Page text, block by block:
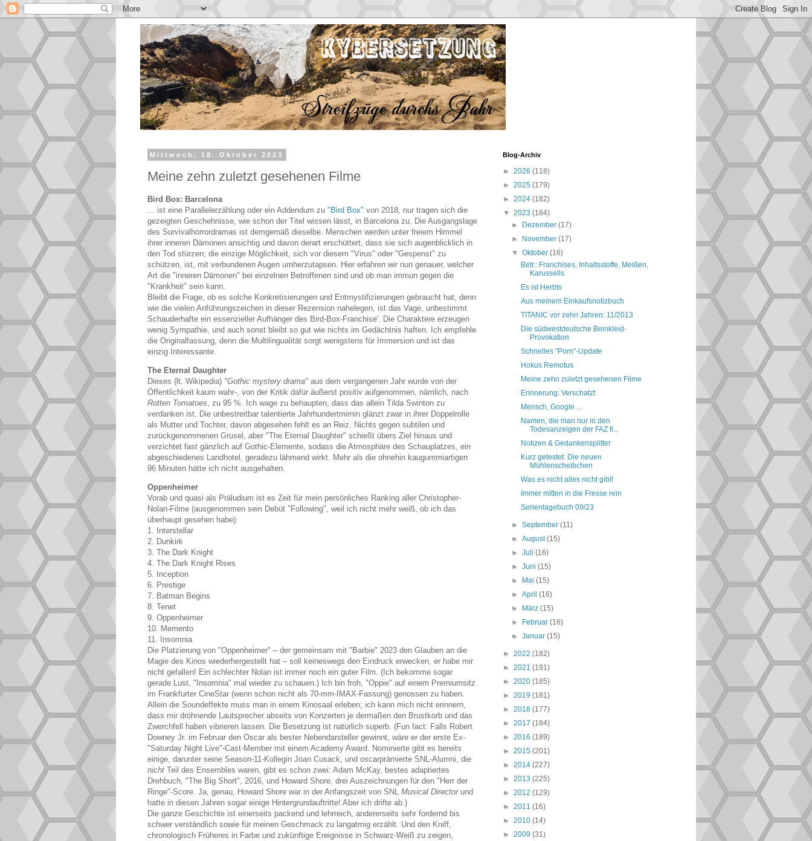
Mittwoch, 18. Oktober 2023
Meine zehn zuletzt gesehenen Filme
Bird Box: Barcelona
... ist eine Parallelerzählung oder ein Addendum zu "Bird Box" von 2018, nur tragen sich die
gezeigten Geschehnisse, wie schon der Titel wissen lässt, in Barcelona zu. Die Ausgangslage
des Survivalhorrordramas ist demgemäß dieselbe. Menschen werden unter freiem Himmel
ihrer inneren Dämonen ansichtig und davon derart erschüttert, dass sie sich augenblicklich in
den Tod stürzen; die einzige Möglichkeit, sich vor diesem "Virus" oder "Gespenst" zu
schützen, ist, mit verbundenen Augen umherzutapsen. Hier erfahren wir nun genauer, welcher
Art die "inneren Dämonen" bei einzelnen Betroffenen sind und ob man immun gegen die
"Krankheit" sein kann.
Bleibt die Frage, ob es solche Konkretisierungen und Entmystifizierungen gebraucht hat, denn
wie die vielen Anführungszeichen in dieser Rezension nahelegen, ist das Vage, unbestimmt
Schauderhafte ein essenzieller Aufhänger des Bird-Box-Franchise'. Die Charaktere erzeugen
wenig Sympathie, und auch sonst bleibt so gut wie nichts im Gedächtnis haften. Ich empfehle
die Originalfassung, denn die Multilingualität sorgt wenigstens für Immersion und ist das
einzig Interessante.
The Eternal Daughter
Dieses (lt. Wikipedia) "Gothic mystery drama" aus dem vergangenen Jahr wurde von der
Öffentlichkeit kaum wahr-, von der Kritik dafür äußerst positiv aufgenommen, nämlich, nach
Rotten Tomatoes , zu 95 %. Ich wage zu behaupten, dass das allein Tilda Swinton zu
verdanken ist. Die unbestreitbar talentierte Jahrhundertmimin glänzt zwar in ihrer Doppelrolle
als Mutter und Tochter, davon abgesehen fehlt es an Reiz. Nichts gegen subtilen und
zurückgenommenen Grusel, aber "The Eternal Daughter" schießt übers Ziel hinaus und
verzichtet fast gänzlich auf Gothic-Elemente, sodass die Atmosphäre des Schauplatzes, ein
abgeschiedenes Landhotel, geradezu lähmend wirkt. Mehr als die ohnehin kaugummiartigen
96 Minuten hätte ich nicht ausgehalten.
Oppenheimer
Vorab und quasi als Präludium ist es Zeit für mein persönliches Ranking aller Christopher-
Nolan-Filme (ausgenommen sein Debüt "Following", weil ich nicht mehr weiß, ob ich das
überhaupt gesehen habe):
1. Interstellar
2. Dunkirk
3. The Dark Knight
4. The Dark Knight Rises
5. Inception
6. Prestige
7. Batman Begins
8. Tenet
9. Oppenheimer
10. Memento
11. Insomnia
Die Platzierung von "Oppenheimer" – der gemeinsam mit "Barbie" 2023 den Glauben an die
Magie des Kinos wiederhergestellt hat – soll keineswegs den Eindruck erwecken, er habe mir
nicht gefallen! Ein schlechter Nolan ist immer noch ein guter Film. (Ich bekomme sogar
gerade Lust, "Insomnia" mal wieder zu schauen.) Ich bin froh, "Oppie" auf einem Premiumsitz
im Frankfurter CineStar (wenn schon nicht als 70-mm-IMAX-Fassung) genossen zu haben.
Allein die Soundeffekte muss man in einem Kinosaal erleben; ich kann mich nicht erinnern,
dass mir dröhnende Lautsprecher abseits von Konzerten je dermaßen den Brustkorb und das
Zwerchfell haben vibrieren lassen. Die Besetzung ist natürlich superb. (Fun fact: Falls Robert
Downey Jr. im Februar den Oscar als bester Nebendarsteller gewinnt, wäre er der erste Ex-
"Saturday Night Live"-Cast-Member mit einem Academy Award. Nominierte gibt es bereits
einige, darunter seine Season-11-Kollegin Joan Cusack, und oscarprämierte SNL-Alumni, die
nicht Teil des Ensembles waren, gibt es schon zwei: Adam McKay, bestes adaptiertes
Drehbuch, "The Big Short", 2016, und Howard Shore, drei Auszeichnungen für den "Herr der
Ringe"-Score. Ja, genau, Howard Shore war in der Anfangszeit von SNL Musical Directorund
hatte in diesen Jahren sogar einige Hintergrundauftritte! Aber ich drifte ab.)
Die ganze Geschichte ist einerseits packend und lehrreich, andererseits sehr fordernd bis
schwer verständlich sowie für meinen Geschmack zu langatmig erzählt. Und den Kniff,
chronologisch Früheres in Farbe und zukünftige Ereignisse in Schwarz-Weiß zu zeigen,
Blog-Archiv
► 2026 (118)
► 2025 (179)
► 2024 (182)
▼ 2023 (184)
►
Dezember(17)
►
November(17)
▼Oktober(16)
Betr.: Franchises, Inhaltsstoffe, Meißen,
Karussells
Es ist Herbts
Aus meinem Einkaufsnotizbuch
TITANIC vor zehn Jahren: 11/2013
Die südwestdeutsche Beinkleid-
Provokation
Schnelles "Porn"-Update
Hokus Remotus
Meine zehn zuletzt gesehenen Filme
Erinnerung: Verschatzt
Mensch, Google ...
Namen, die man nur in den
Todesanzeigen der FAZ fi...
Notizen & Gedankensplitter
Kurz getestet: Die neuen
Mühlenscheibchen
Was es nicht alles nicht gibt!
Immer mitten in die Fresse rein
Serientagebuch 09/23
►September(11)
►August(15)
►Juli(16)
►Juni(15)
►
Mai(15)
►April(16)
►
März(15)
►
Februar(16)
►Januar(15)
► 2022 (182)
► 2021 (191)
► 2020 (185)
► 2019 (181)
► 2018 (177)
► 2017 (184)
► 2016 (189)
► 2015 (201)
► 2014 (227)
► 2013 (225)
► 2012 (129)
► 2011 (16)
► 2010 (14)
► 2009 (31)